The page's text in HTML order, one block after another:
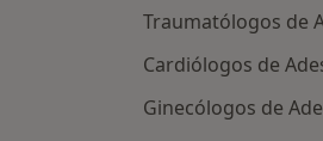
Traumatólogos de
Cardiólogos de
Ginecólogos de